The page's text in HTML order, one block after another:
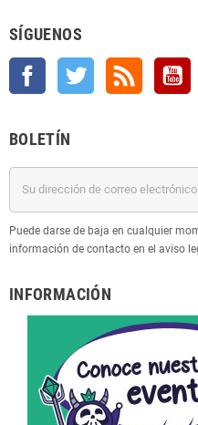
SÍGUENOS
Facebook Twitter Rss
BOLETÍN
Puede darse de baja en cualquier
información de contacto en el aviso
INFORMACIÓN